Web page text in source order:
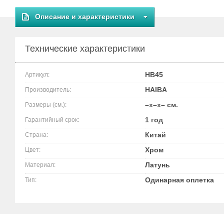
Описание и характеристики
Технические характеристики
Артикул: HB45
Производитель: HAIBA
Размеры (см.): –x–x– см.
Гарантийный срок: 1 год
Страна: Китай
Цвет: Хром
Материал: Латунь
Тип: Одинарная оплетка